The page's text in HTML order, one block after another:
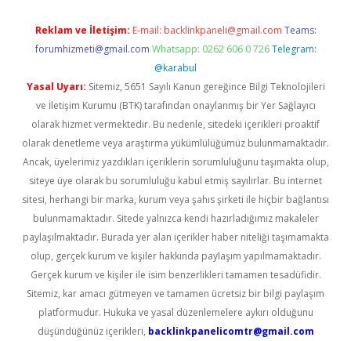
Reklam ve İletişim: E-mail: backlinkpaneli@gmail.com Teams:
forumhizmeti@gmail.com Whatsapp: 0262 606 0 726 Telegram:
@karabul
Yasal Uyarı: Sitemiz, 5651 Sayılı Kanun gereğince Bilgi Teknolojileri
ve İletişim Kurumu (BTK) tarafından onaylanmış bir Yer Sağlayıcı
olarak hizmet vermektedir. Bu nedenle, sitedeki içerikleri proaktif
olarak denetleme veya araştırma yükümlülüğümüz bulunmamaktadır.
Ancak, üyelerimiz yazdıkları içeriklerin sorumluluğunu taşımakta olup,
siteye üye olarak bu sorumluluğu kabul etmiş sayılırlar. Bu internet
sitesi, herhangi bir marka, kurum veya şahıs şirketi ile hiçbir bağlantısı
bulunmamaktadır. Sitede yalnızca kendi hazırladığımız makaleler
paylaşılmaktadır. Burada yer alan içerikler haber niteliği taşımamakta
olup, gerçek kurum ve kişiler hakkında paylaşım yapılmamaktadır.
Gerçek kurum ve kişiler ile isim benzerlikleri tamamen tesadüfidir.
Sitemiz, kar amacı gütmeyen ve tamamen ücretsiz bir bilgi paylaşım
platformudur. Hukuka ve yasal düzenlemelere aykırı olduğunu
düşündüğünüz içerikleri, backlinkpanelicomtr@gmail.com